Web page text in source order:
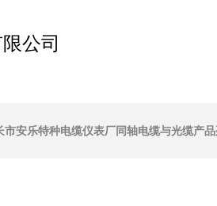
公司
市安乐特种电缆仪表厂同轴电缆与光缆产